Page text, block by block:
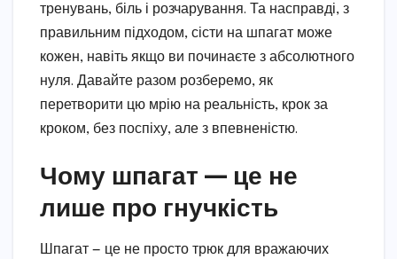
тренувань, біль і розчарування. Та насправді, з
правильним підходом, сісти на шпагат може
кожен, навіть якщо ви починаєте з абсолютного
нуля. Давайте разом розберемо, як
перетворити цю мрію на реальність, крок за
кроком, без поспіху, але з впевненістю.
Чому шпагат — це не
лише про гнучкість
Шпагат — це не просто трюк для вражаючих